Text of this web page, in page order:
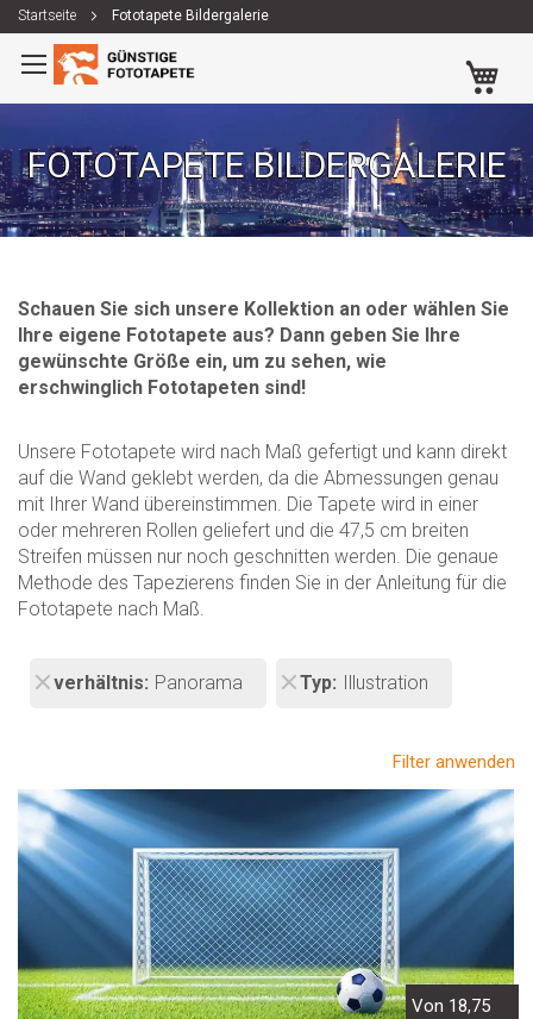
Startseite Fototapete Bildergalerie
Zum
Inhalt
springen
FOTOTAPETE BILDERGALERIE
Schauen Sie sich unsere Kollektion an oder wählen Sie
Ihre eigene Fototapete aus? Dann geben Sie Ihre
gewünschte Größe ein, um zu sehen, wie
erschwinglich Fototapeten sind!
Unsere Fototapete wird nach Maß gefertigt und kann direkt
auf die Wand geklebt werden, da die Abmessungen genau
mit Ihrer Wand übereinstimmen. Die Tapete wird in einer
oder mehreren Rollen geliefert und die 47,5 cm breiten
Streifen müssen nur noch geschnitten werden. Die genaue
Methode des Tapezierens finden Sie in der Anleitung für die
Fototapete nach Maß.
verhältnis Panorama Typ Illustration
Filter anwenden
Von 18,75